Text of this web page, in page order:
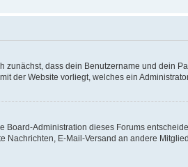
zunächst, dass dein Benutzername und dein
der Website vorliegt, welches ein
Administration dieses Forums
Nachrichten, E-Mail-Versand an andere